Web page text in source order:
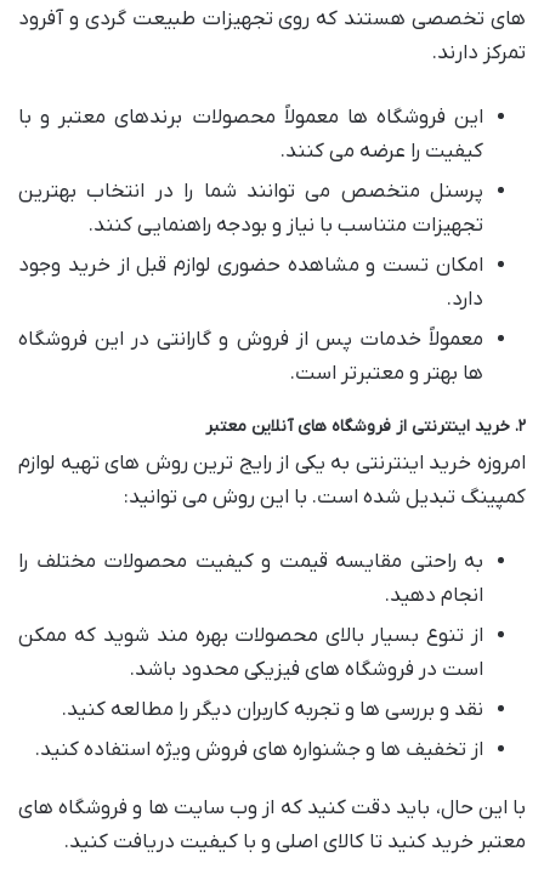
های تخصصی هستند که روی تجهیزات طبیعت گردی و آفرود
تمرکز دارند.
این فروشگاه ها معمولاً محصولات برندهای معتبر و با
کیفیت را عرضه می کنند.
پرسنل متخصص می توانند شما را در انتخاب بهترین
تجهیزات متناسب با نیاز و بودجه راهنمایی کنند.
امکان تست و مشاهده حضوری لوازم قبل از خرید وجود
دارد.
معمولاً خدمات پس از فروش و گارانتی در این فروشگاه
ها بهتر و معتبرتر است.
۲. خرید اینترنتی از فروشگاه های آنلاین معتبر
امروزه خرید اینترنتی به یکی از رایج ترین روش های تهیه لوازم
کمپینگ تبدیل شده است. با این روش می توانید:
به راحتی مقایسه قیمت و کیفیت محصولات مختلف را
انجام دهید.
از تنوع بسیار بالای محصولات بهره مند شوید که ممکن
است در فروشگاه های فیزیکی محدود باشد.
نقد و بررسی ها و تجربه کاربران دیگر را مطالعه کنید.
از تخفیف ها و جشنواره های فروش ویژه استفاده کنید.
با این حال، باید دقت کنید که از وب سایت ها و فروشگاه های
معتبر خرید کنید تا کالای اصلی و با کیفیت دریافت کنید.